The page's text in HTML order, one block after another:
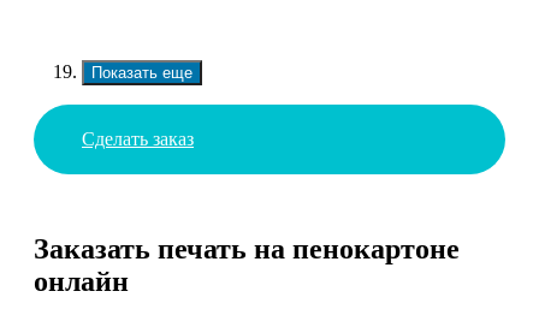
Показать еще
Сделать заказ
Заказать печать на пенокартоне
онлайн